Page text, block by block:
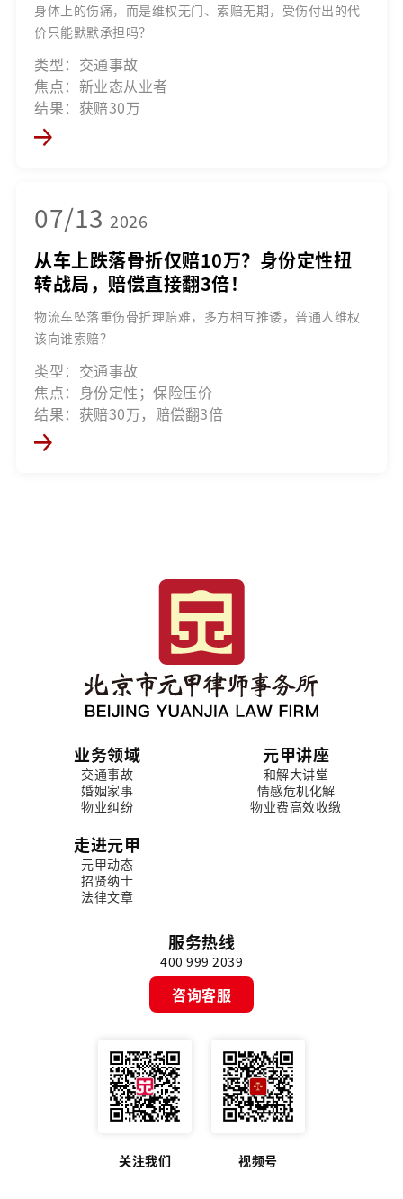
身体上的伤痛，而是维权无门、索赔无期，受伤付出的代
价只能默默承担吗？
类型：交通事故
焦点：新业态从业者
结果：获赔30万
07/13 2026
从车上跌落骨折仅赔10万？身份定性扭
转战局，赔偿直接翻3倍！
物流车坠落重伤骨折理赔难，多方相互推诿，普通人维权
该向谁索赔？
类型：交通事故
焦点：身份定性；保险压价
结果：获赔30万，赔偿翻3倍
业务领域
交通事故
婚姻家事
物业纠纷
元甲讲座
和解大讲堂
情感危机化解
物业费高效收缴
走进元甲
元甲动态
招贤纳士
法律文章
服务热线
400 999 2039
咨询客服
关注我们 视频号